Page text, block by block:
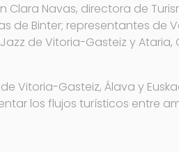
Navas, directora de
de Binter; representantes de
de Vitoria-Gasteiz y
Vitoria-Gasteiz, Álava y
los flujos turísticos entre